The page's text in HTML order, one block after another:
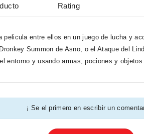
Rating
entre ellos en un juego de lucha y
Summon de Asno, o el Ataque del
entorno y usando armas, pociones y objetos
¡ Se el primero en escribir un